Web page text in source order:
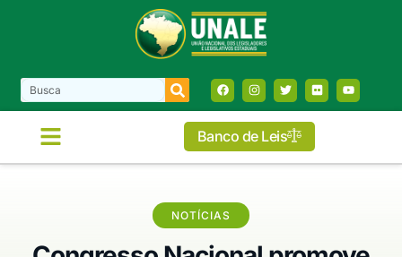
Banco de Leis
NOTÍCIAS